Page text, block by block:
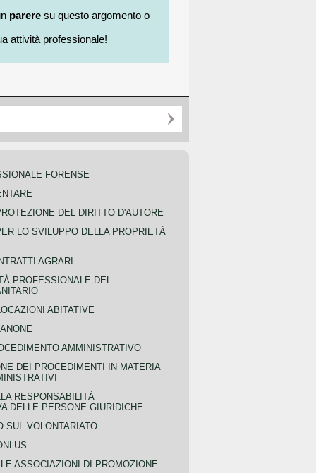
pareresu questo argomento o
attività professionale!
FORENSE
DEL DIRITTO D'AUTORE
LO SVILUPPO DELLA PROPRIETÀ
AGRARI
PROFESSIONALE DEL
ABITATIVE
AMMINISTRATIVO
DEI PROCEDIMENTI IN MATERIA
RESPONSABILITÀ
DELLE PERSONE GIURIDICHE
SUL VOLONTARIATO
ASSOCIAZIONI DI PROMOZIONE